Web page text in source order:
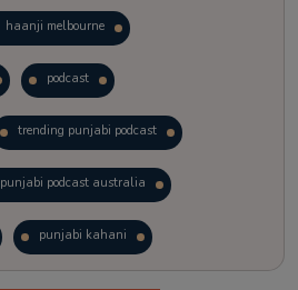
haanji melbourne
podcast
trending punjabi podcast
punjabi podcast australia
punjabi kahani
punjabi story